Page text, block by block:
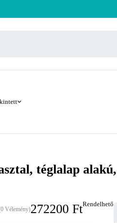
téglalap
Vélemény)272200 FtRendelhető